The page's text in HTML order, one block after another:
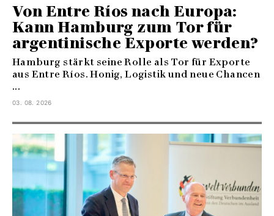
Von Entre Ríos nach Europa:
Kann Hamburg zum Tor für
argentinische Exporte werden?
Hamburg stärkt seine Rolle als Tor für Exporte
aus Entre Ríos. Honig, Logistik und neue Chancen
...
03. 08. 2026